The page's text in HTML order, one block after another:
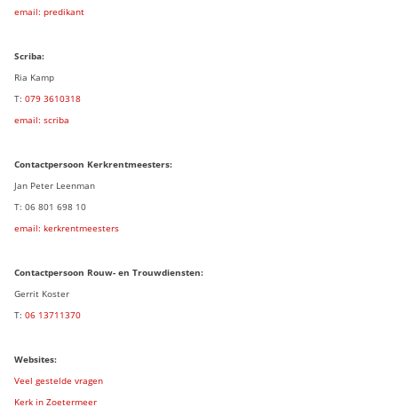
email: predikant
Scriba:
Ria Kamp
T: 079 3610318
email: scriba
Contactpersoon Kerkrentmeesters:
Jan Peter Leenman
T: 06 801 698 10
email: kerkrentmeesters
Contactpersoon Rouw- en Trouwdiensten:
Gerrit Koster
T: 06 13711370
Websites:
Veel gestelde vragen
Kerk in Zoetermeer